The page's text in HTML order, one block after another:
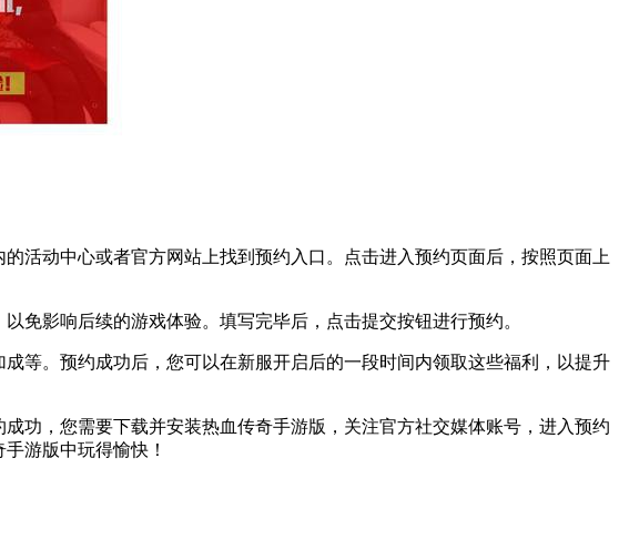
动中心或者官方网站上找到预约入口。点击进入预约页面后，按照页面上
影响后续的游戏体验。填写完毕后，点击提交按钮进行预约。
。预约成功后，您可以在新服开启后的一段时间内领取这些福利，以提升
，您需要下载并安装热血传奇手游版，关注官方社交媒体账号，进入预约
游版中玩得愉快！